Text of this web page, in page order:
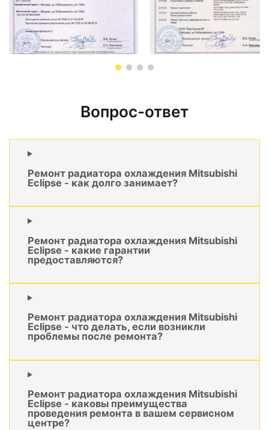
Вопрос-ответ
Ремонт радиатора охлаждения Mitsubishi
Eclipse - как долго занимает?
Ремонт радиатора охлаждения Mitsubishi
Eclipse - какие гарантии
предоставляются?
Ремонт радиатора охлаждения Mitsubishi
Eclipse - что делать, если возникли
проблемы после ремонта?
Ремонт радиатора охлаждения Mitsubishi
Eclipse - каковы преимущества
проведения ремонта в вашем сервисном
центре?